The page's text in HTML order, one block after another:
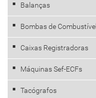
Balanças
Bombas de Combustível
Caixas Registradoras
Máquinas Sef-ECFs
Tacógrafos